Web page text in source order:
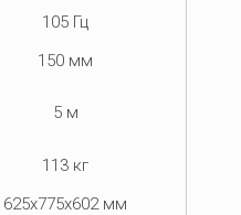
105 Гц
150 мм
5 м
113 кг
625x775x602 мм